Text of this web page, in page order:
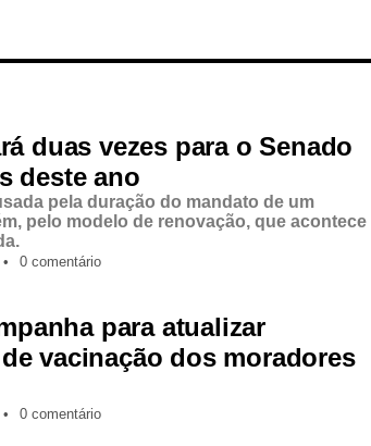
duas vezes para o Senado
deste ano
pela duração do mandato de um
pelo modelo de renovação, que acontece
• 0 comentário
para atualizar
vacinação dos moradores
• 0 comentário